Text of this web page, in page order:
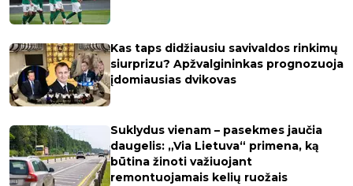
Kas taps didžiausiu savivaldos rinkimų
siurprizu? Apžvalgininkas prognozuoja
įdomiausias dvikovas
Suklydus vienam – pasekmes jaučia
daugelis: „Via Lietuva“ primena, ką
būtina žinoti važiuojant
remontuojamais kelių ruožais